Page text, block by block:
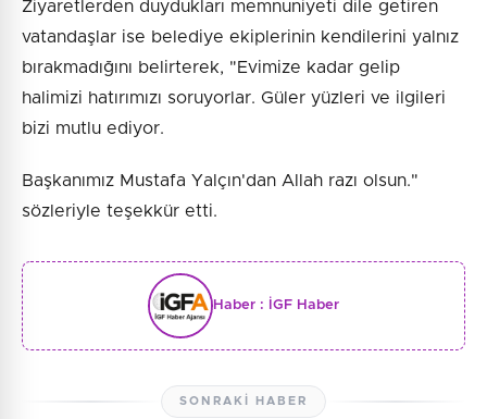
Ziyaretlerden duydukları memnuniyeti dile getiren
vatandaşlar ise belediye ekiplerinin kendilerini yalnız
bırakmadığını belirterek, "Evimize kadar gelip
halimizi hatırımızı soruyorlar. Güler yüzleri ve ilgileri
bizi mutlu ediyor.
Başkanımız Mustafa Yalçın'dan Allah razı olsun."
sözleriyle teşekkür etti.
Haber : İGF Haber
SONRAKI HABER